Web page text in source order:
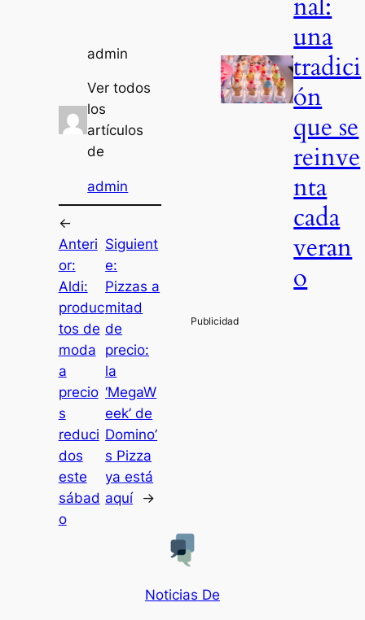
admin
Ver todos
los
artículos
de
admin
←
Anteri
or:
Aldi:
produc
tos de
moda
a
precio
s
reduci
dos
este
sábad
o
Siguient
e:
Pizzas a
mitad
de
precio:
la
‘MegaW
eek’ de
Domino’
s Pizza
ya está
aquí
→
una
tradici
ón
que se
reinve
nta
cada
veran
o
Noticias De